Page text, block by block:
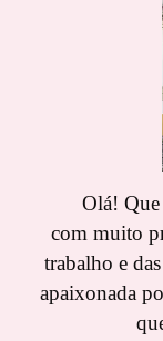
Olá! Que
com muito
trabalho e
apaixonada